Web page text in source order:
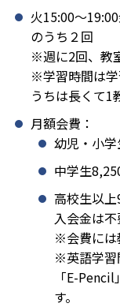
火15:00〜
のうち２回
※週に2回、教
※学習時間は
うちは長くて1
月額会費：
幼児・小
中学生
高校生以
入会金は
※会費には
※英語学習
「E-
す。